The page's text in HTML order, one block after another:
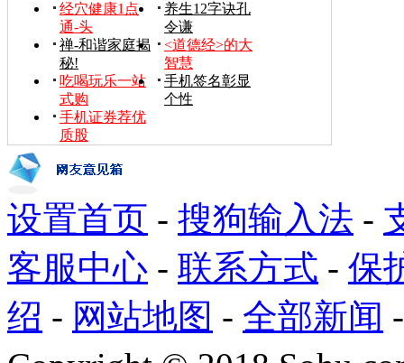
经穴健康1点
通-头
养生12字诀孔
令谦
禅-和谐家庭揭
秘!
<道德经>的大
智慧
吃喝玩乐一站
式购
手机签名彰显
个性
手机证券荐优
质股
设置首页 - 搜狗输入法 -
客服中心 - 联系方式 - 保
绍 - 网站地图 - 全部新闻